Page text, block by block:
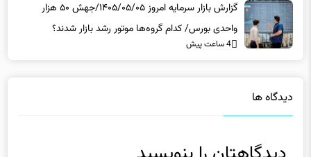
واحدی بورس/ کدام گروه‌ها موتور رشد بازار شدند؟